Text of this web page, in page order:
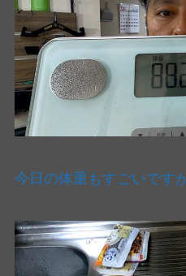
今日の体重もすごいです